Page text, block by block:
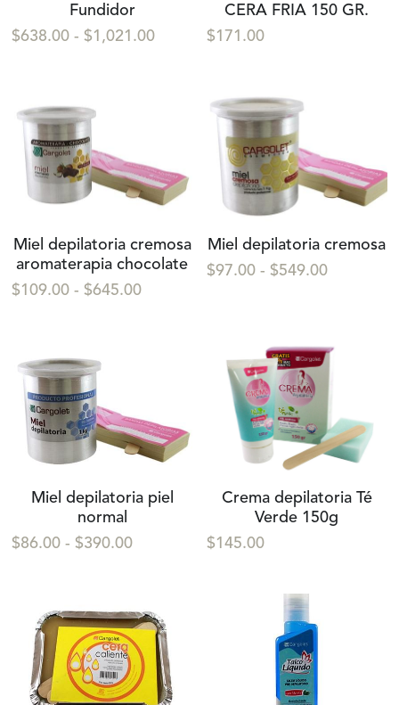
Fundidor
$638.00 - $1,021.00
CERA FRIA 150 GR.
$171.00
Miel depilatoria cremosa
aromaterapia chocolate
$109.00 - $645.00
Miel depilatoria cremosa
$97.00 - $549.00
Miel depilatoria piel
normal
$86.00 - $390.00
Crema depilatoria Té
Verde 150g
$145.00